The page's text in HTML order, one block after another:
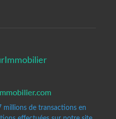
millions de transactions en